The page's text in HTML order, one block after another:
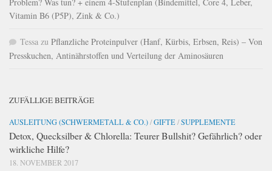
Vitamin B6 (P5P), Zink & Co.)
Tessa zu Pflanzliche Proteinpulver (Hanf, Kürbis, Erbsen, Reis) – Von
Presskuchen, Antinährstoffen und Verteilung der Aminosäuren
ZUFÄLLIGE BEITRÄGE
AUSLEITUNG (SCHWERMETALL & CO.)/GIFTE/SUPPLEMENTE
Detox, Quecksilber & Chlorella: Teurer Bullshit? Gefährlich? oder
wirkliche Hilfe?
18. NOVEMBER 2017